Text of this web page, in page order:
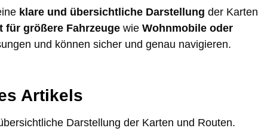
klare und übersichtliche Darstellung der Karten
für größere Fahrzeuge wie Wohnmobile oder
und können sicher und genau navigieren.
Artikels
Darstellung der Karten und Routen.